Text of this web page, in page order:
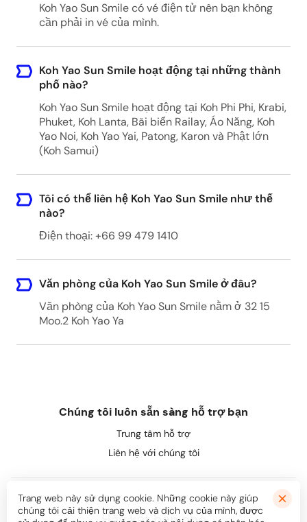
Krabi Airport (KBV)
Krabi Airport, Tambon Nuea Khlong, Amphoe
Nuea Khlong, Chang Wat Krabi 81130, Thailand
Phuket Airport (HKT)
Phuket International Airport, Mai Khao, Thalang
Rassada Pier Terminal, Soi Tharuamai, Tambon
Ratsada, Amphoe Mueang Phuket, Chang Wat
Saladan Pier
Saladan pier, Saladan Sub-district, Koh Lanta
Koh Yao Sun Smile có vé điện tử nên bạn không
cần phải in vé của mình.
Koh Yao Sun Smile hoạt động tại những thành
phố nào?
Koh Yao Sun Smile hoạt động tại Koh Phi Phi, Krabi,
Phuket, Koh Lanta, Bãi biển Railay, Áo Năng, Koh
Yao Noi, Koh Yao Yai, Patong, Karon và Phật lớn
(Koh Samui)
Tôi có thể liên hệ Koh Yao Sun Smile như thế
nào?
Điện thoại: +66 99 479 1410
Văn phòng của Koh Yao Sun Smile ở đâu?
Văn phòng của Koh Yao Sun Smile nằm ở 32 15
Moo.2 Koh Yao Ya
Chúng tôi luôn sẵn sàng hỗ trợ bạn
Trung tâm hỗ trợ
Liên hệ với chúng tôi
Trang web này sử dụng cookie. Những cookie này giúp
chúng tôi cải thiện trang web và dịch vụ của mình, được